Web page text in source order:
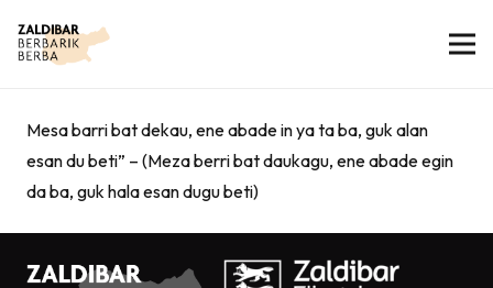
Mesa barri bat dekau, ene abade in ya ta ba, guk alan
esan du beti” – (Meza berri bat daukagu, ene abade egin
da ba, guk hala esan dugu beti)